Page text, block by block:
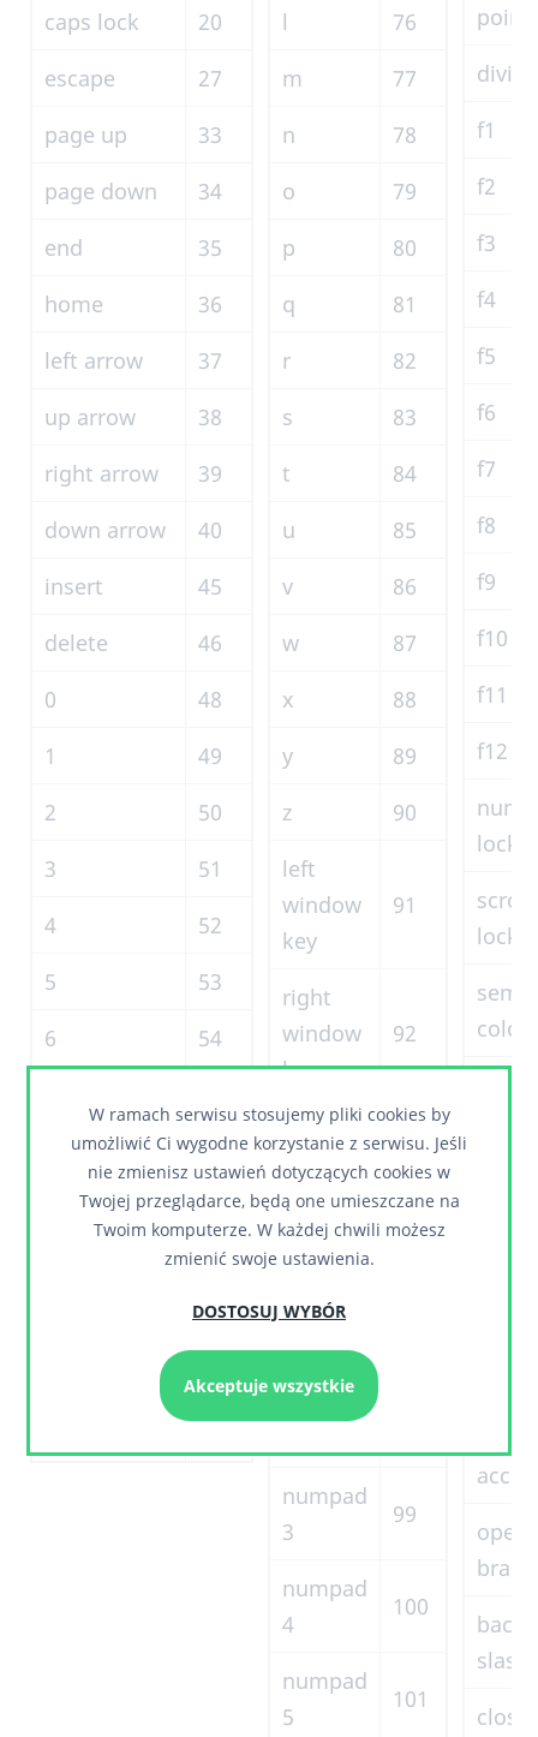
caps lock
20
escape
27
page up
33
page down
34
end
35
home
36
left arrow
37
up arrow
38
right arrow
39
down arrow
40
insert
45
delete
46
0
48
1
49
2
50
3
51
4
52
5
53
6
54
56
57
65
66
67
l
76
m
77
n
78
o
79
p
80
q
81
r
82
s
83
t
84
u
85
v
86
w
87
x
88
y
89
z
90
left
window
key
91
right
window
key
92
select
key
93
numpad
0
96
numpad
1
numpad
numpad
3
99
numpad
4
100
numpad
5
101
point
divide
f1
f2
f3
f4
f5
f6
f7
f8
f9
f10
f11
f12
num
lock
scroll
lock
semi-
colon
open
back
slash
close
W ramach serwisu stosujemy pliki cookies by
umożliwić Ci wygodne korzystanie z serwisu. Jeśli
nie zmienisz ustawień dotyczących cookies w
Twojej przeglądarce, będą one umieszczane na
Twoim komputerze. W każdej chwili możesz
zmienić swoje ustawienia.
DOSTOSUJ WYBÓR
Akceptuje wszystkie